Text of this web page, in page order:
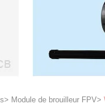
> Module de brouilleur FPV>